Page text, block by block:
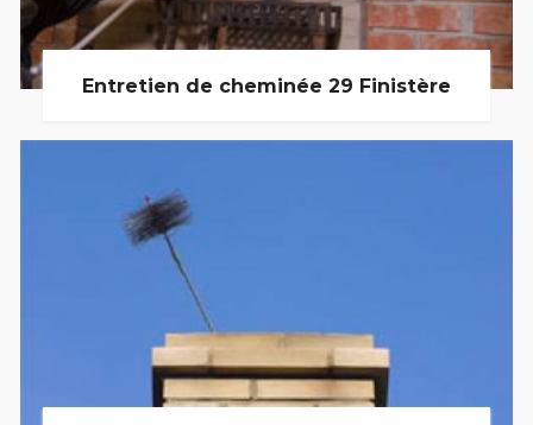
Entretien de cheminée 29 Finistère